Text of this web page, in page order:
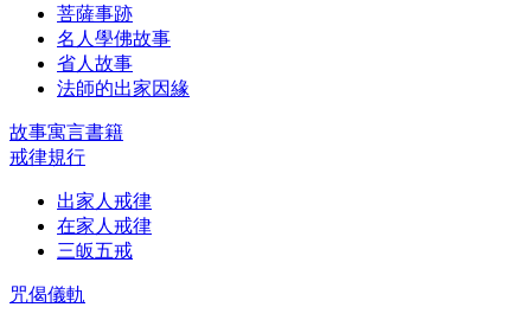
菩薩事跡
名人學佛故事
省人故事
法師的出家因緣
故事寓言書籍
戒律規行
出家人戒律
在家人戒律
三皈五戒
咒偈儀軌